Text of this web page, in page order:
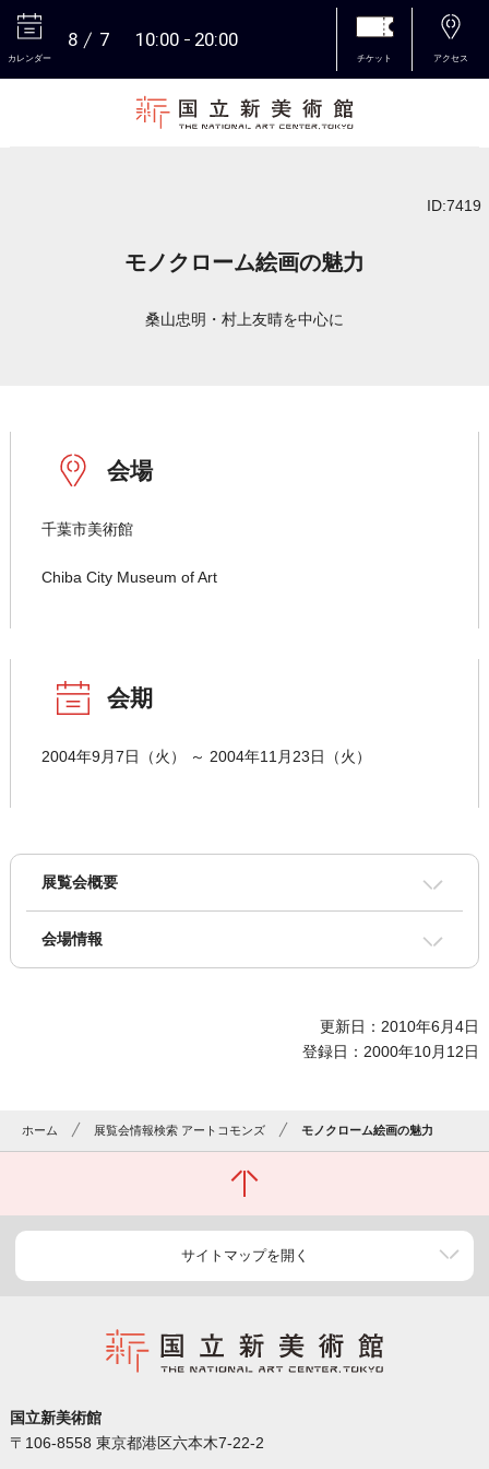
カレンダー
8 7 10:00 20:00
チケット アクセス
ID:7419
モノクローム絵画の魅力
桑山忠明・村上友晴を中心に
会場
千葉市美術館
Chiba City Museum of Art
会期
2004年9月7日（火） ～ 2004年11月23日（火）
展覧会概要
会場情報
更新日：2010年6月4日
登録日：2000年10月12日
ホーム 展覧会情報検索 アートコモンズ モノクローム絵画の魅力
サイトマップを開く
国立新美術館
〒106-8558 東京都港区六本木7-22-2